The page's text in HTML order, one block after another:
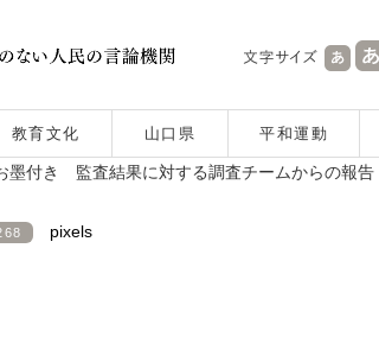
教育文化 山口県 平和運動
墨付き 監査結果に対する調査チームからの報告
pixels